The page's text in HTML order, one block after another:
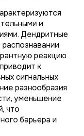
и
Дендритные
реакцию
к
сигнальных
разнообразия
уменьшение
что
барьера и